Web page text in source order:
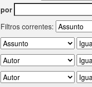
por
Filtros correntes: